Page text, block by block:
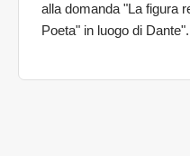
alla domanda "La figura
Poeta" in luogo di Dante".